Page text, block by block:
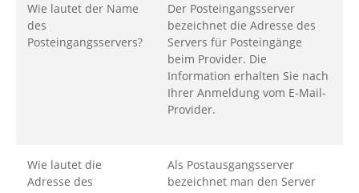
Wie lautet der Name
des
Posteingangsservers?
Der Posteingangsserver
bezeichnet die Adresse des
Servers für Posteingänge
beim Provider. Die
Information erhalten Sie nach
Ihrer Anmeldung vom E-Mail-
Provider.
Wie lautet die
Adresse des
Als Postausgangsserver
bezeichnet man den Server